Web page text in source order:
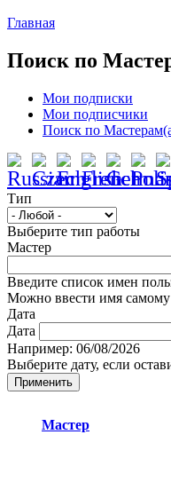
Главная
Поиск по
Мои подписки
Мои подписчики
Поиск по Мастерам
Тип
Выберите тип работы
Мастер
Введите список имен
Можно ввести имя самому
Дата
Дата
Например: 06/08/2026
Выберите дату, если
Мастер